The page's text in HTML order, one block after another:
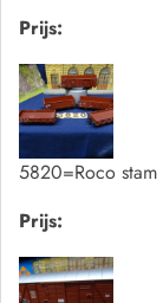
Prijs:
5820=Roco stam
Prijs: